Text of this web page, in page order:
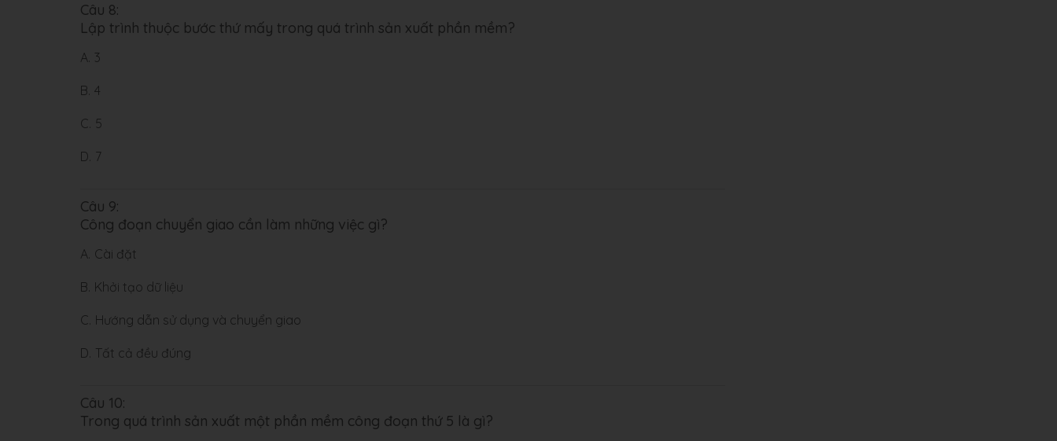
Câu 8:
Lập trình thuộc bước thứ mấy trong quá trình sản xuất phần mềm?
A. 3
B. 4
C. 5
D. 7
Câu 9:
Công đoạn chuyển giao cần làm những việc gì?
A. Cài đặt
B. Khởi tạo dữ liệu
C. Hướng dẫn sử dụng và chuyển giao
D. Tất cả đều đúng
Câu 10:
Trong quá trình sản xuất một phần mềm công đoạn thứ 5 là gì?